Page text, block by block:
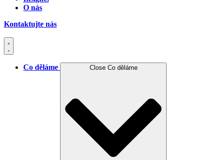
O nás
Kontaktujte nás
Co děláme Close Co děláme